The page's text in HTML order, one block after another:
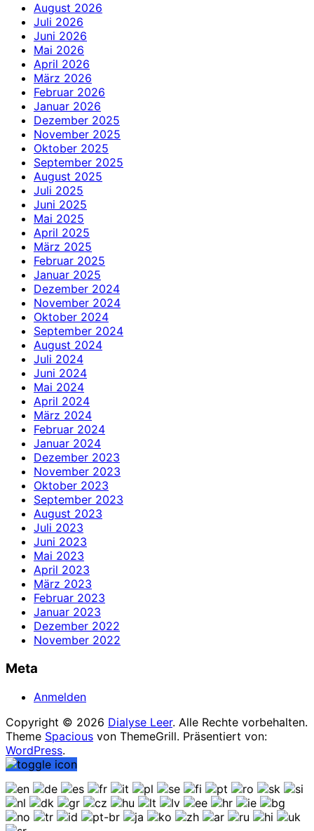
August 2026
Juli 2026
Juni 2026
Mai 2026
April 2026
März 2026
Februar 2026
Januar 2026
Dezember 2025
November 2025
Oktober 2025
September 2025
August 2025
Juli 2025
Juni 2025
Mai 2025
April 2025
März 2025
Februar 2025
Januar 2025
Dezember 2024
November 2024
Oktober 2024
September 2024
August 2024
Juli 2024
Juni 2024
Mai 2024
April 2024
März 2024
Februar 2024
Januar 2024
Dezember 2023
November 2023
Oktober 2023
September 2023
August 2023
Juli 2023
Juni 2023
Mai 2023
April 2023
März 2023
Februar 2023
Januar 2023
Dezember 2022
November 2022
Meta
Anmelden
Copyright © 2026 Dialyse Leer. Alle Rechte vorbehalten.
Theme Spacious von ThemeGrill. Präsentiert von:
WordPress.